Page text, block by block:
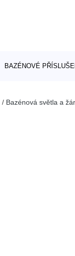
BAZÉNOVÉ
/ Bazénová světla a